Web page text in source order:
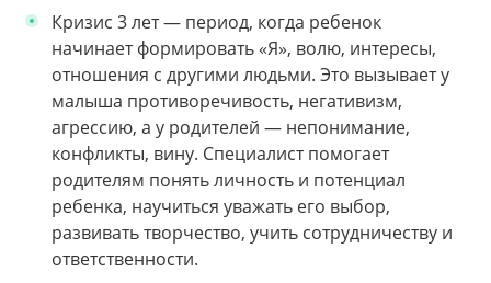
Кризис 3 лет — период, когда ребенок
начинает формировать «Я», волю, интересы,
отношения с другими людьми. Это вызывает у
малыша противоречивость, негативизм,
агрессию, а у родителей — непонимание,
конфликты, вину. Специалист помогает
родителям понять личность и потенциал
ребенка, научиться уважать его выбор,
развивать творчество, учить сотрудничеству и
ответственности.